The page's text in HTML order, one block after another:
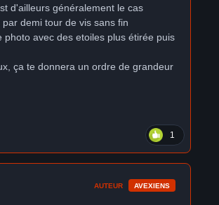
d'ailleurs généralement le cas
demi tour de vis sans fin
avec des etoiles plus étirée puis
ça te donnera un ordre de grandeur
1
AUTEUR AVEXIENS